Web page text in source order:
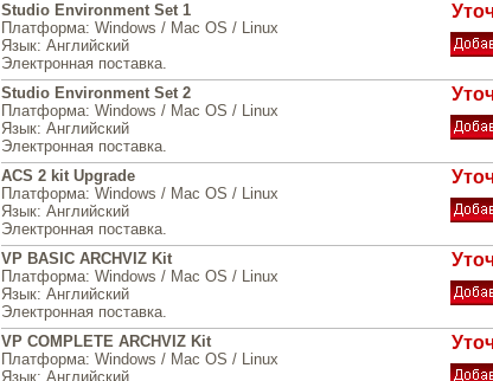
Studio Environment Set 1
Платформа: Windows / Mac OS / Linux
Язык: Английский
Электронная поставка.
Studio Environment Set 2
Платформа: Windows / Mac OS / Linux
Язык: Английский
Электронная поставка.
ACS 2 kit Upgrade
Платформа: Windows / Mac OS / Linux
Язык: Английский
Электронная поставка.
VP BASIC ARCHVIZ Kit
Платформа: Windows / Mac OS / Linux
Язык: Английский
Электронная поставка.
VP COMPLETE ARCHVIZ Kit
Платформа: Windows / Mac OS / Linux
Язык: Английский